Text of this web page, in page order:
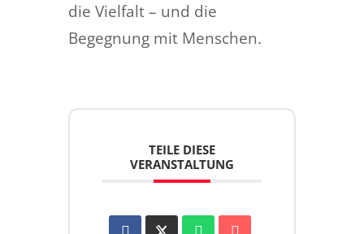
die Vielfalt – und die
Begegnung mit Menschen.
TEILE DIESE
VERANSTALTUNG